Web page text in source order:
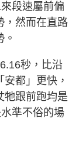
段速屬前偏
，然而在直路
秒，比沿
都」更快，
牠跟前跑均是
準不俗的場